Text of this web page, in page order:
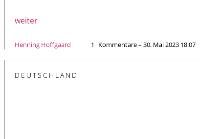
weiter
Henning Hoffgaard 1 Kommentare – 30. Mai 2023 18:07
DEUTSCHLAND